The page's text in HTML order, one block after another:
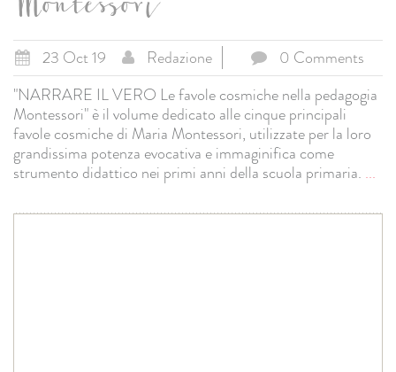
Montessori
23 Oct 19 Redazione
0 Comments
"NARRARE IL VERO Le favole cosmiche nella pedagogia
Montessori" è il volume dedicato alle cinque principali
favole cosmiche di Maria Montessori, utilizzate per la loro
grandissima potenza evocativa e immaginifica come
strumento didattico nei primi anni della scuola primaria. ...